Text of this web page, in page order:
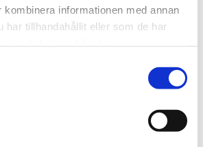
informationen med annan
har tillhandahållit eller som de har
Lägg till i favoriter